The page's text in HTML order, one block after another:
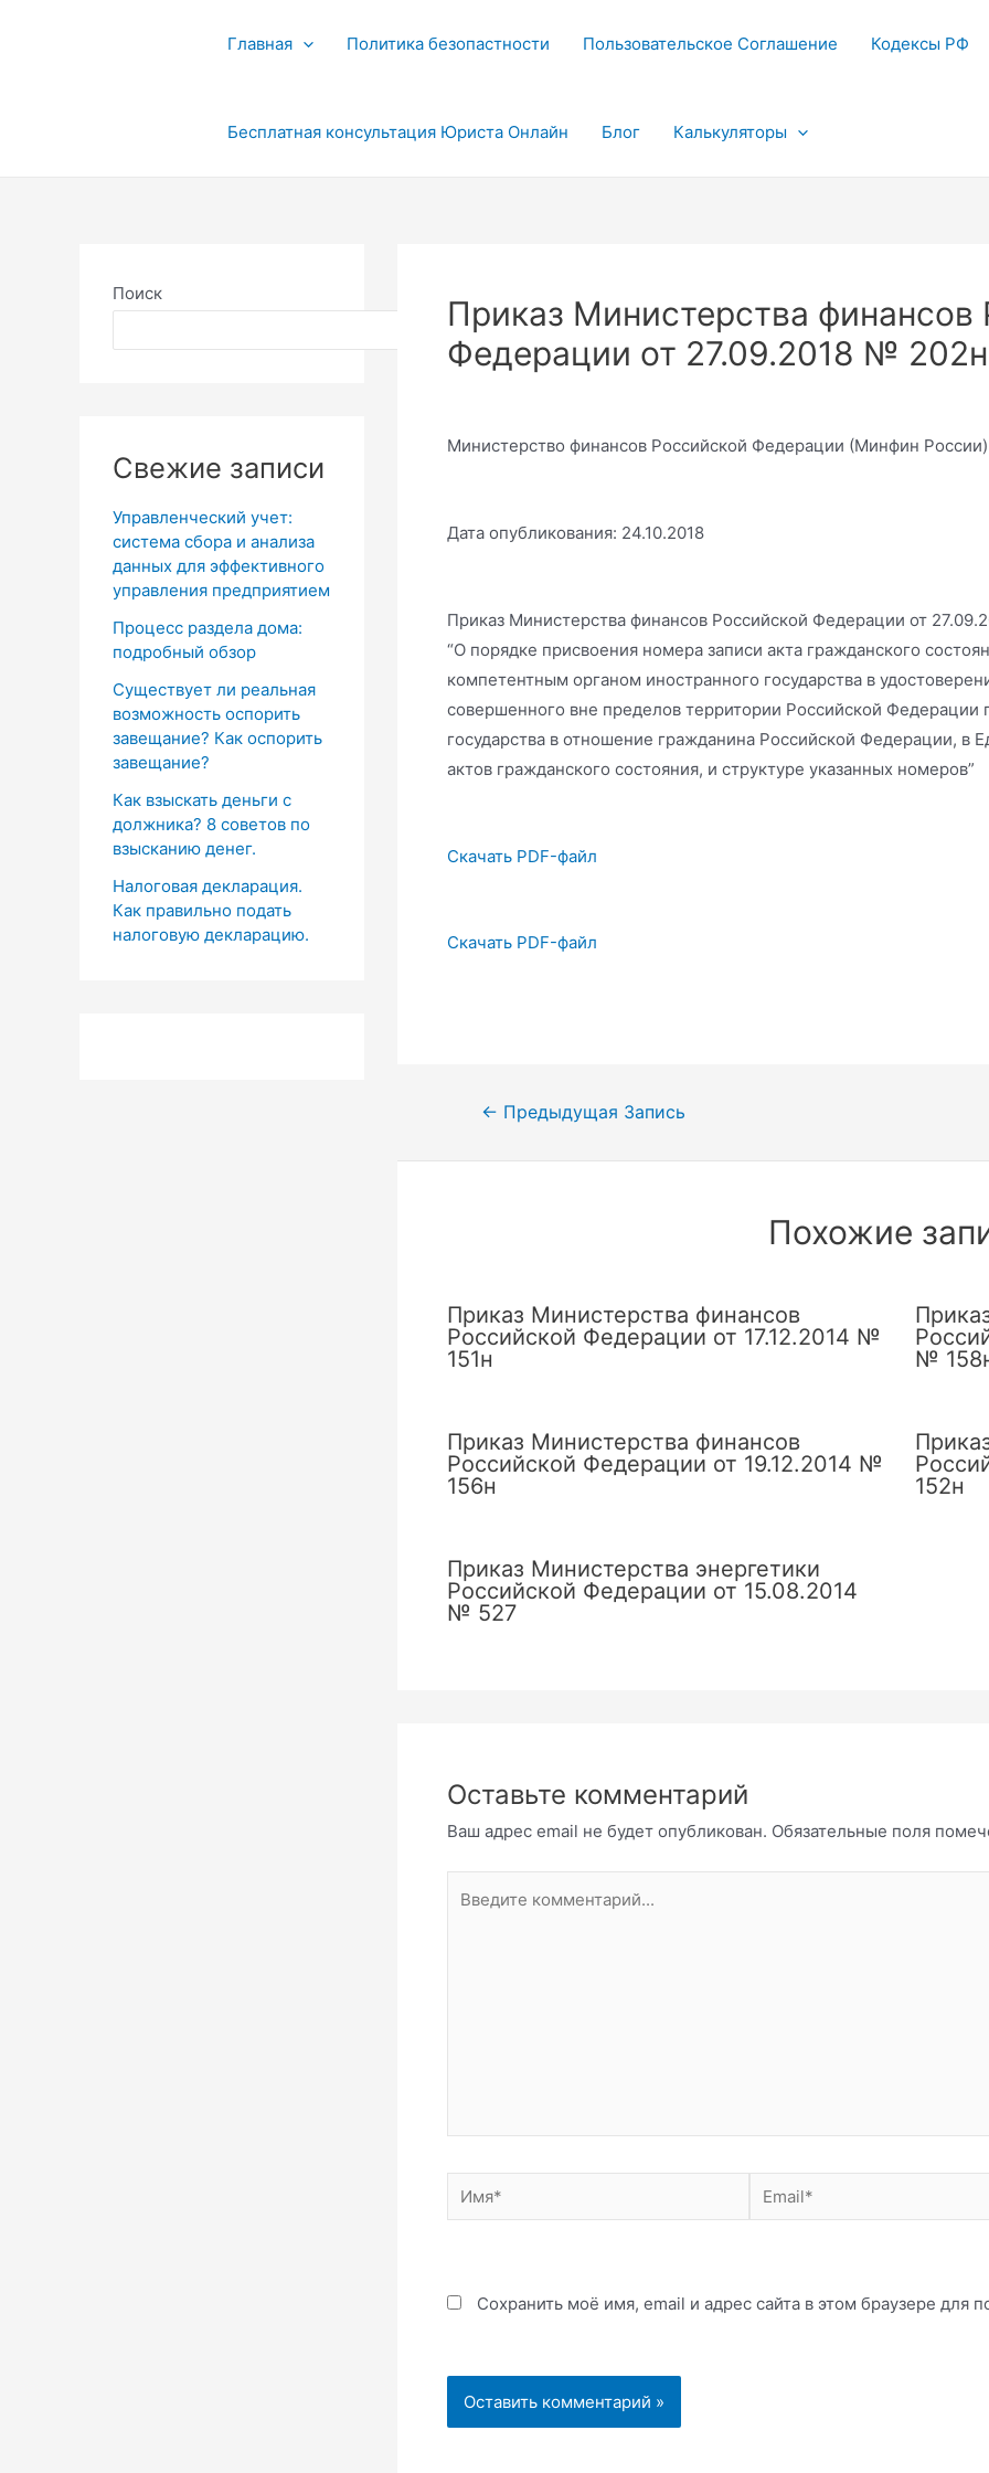
Главная Политика безопастности Пользовательское Соглашение Кодексы РФ
Бесплатная консультация Юриста Онлайн Блог Калькуляторы
Поиск
Поиск
Свежие записи
Управленческий учет:
система сбора и анализа
данных для эффективного
управления предприятием
Процесс раздела дома:
подробный обзор
Существует ли реальная
возможность оспорить
завещание? Как оспорить
завещание?
Как взыскать деньги с
должника? 8 советов по
взысканию денег.
Налоговая декларация.
Как правильно подать
налоговую декларацию.
Приказ Министерства финансов
Федерации от 27.09.2018 № 202н
Министерство финансов Российской Федерации (Минфин России)
Дата опубликования: 24.10.2018
Приказ Министерства финансов Российской Федерации от
“О порядке присвоения номера записи акта гражданского
компетентным органом иностранного государства в
совершенного вне пределов территории Российской Федерации
государства в отношение гражданина Российской Федерации, в
актов гражданского состояния, и структуре указанных номеров”
Скачать PDF-файл
Скачать PDF-файл
Навигация
← Предыдущая Запись
Похожие
Приказ Министерства финансов
Российской Федерации от 17.12.2014 №
151н
№
Приказ Министерства финансов
Российской Федерации от 19.12.2014 №
156н
152н
Приказ Министерства энергетики
Российской Федерации от 15.08.2014
№ 527
Оставьте комментарий
Ваш адрес email не будет опубликован. Обязательные поля
комментарий...
Имя* Email*
Сохранить моё имя, email и адрес сайта в этом браузере для